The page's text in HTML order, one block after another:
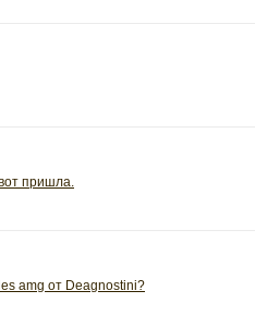
пришла.
amg от Deagnostini?